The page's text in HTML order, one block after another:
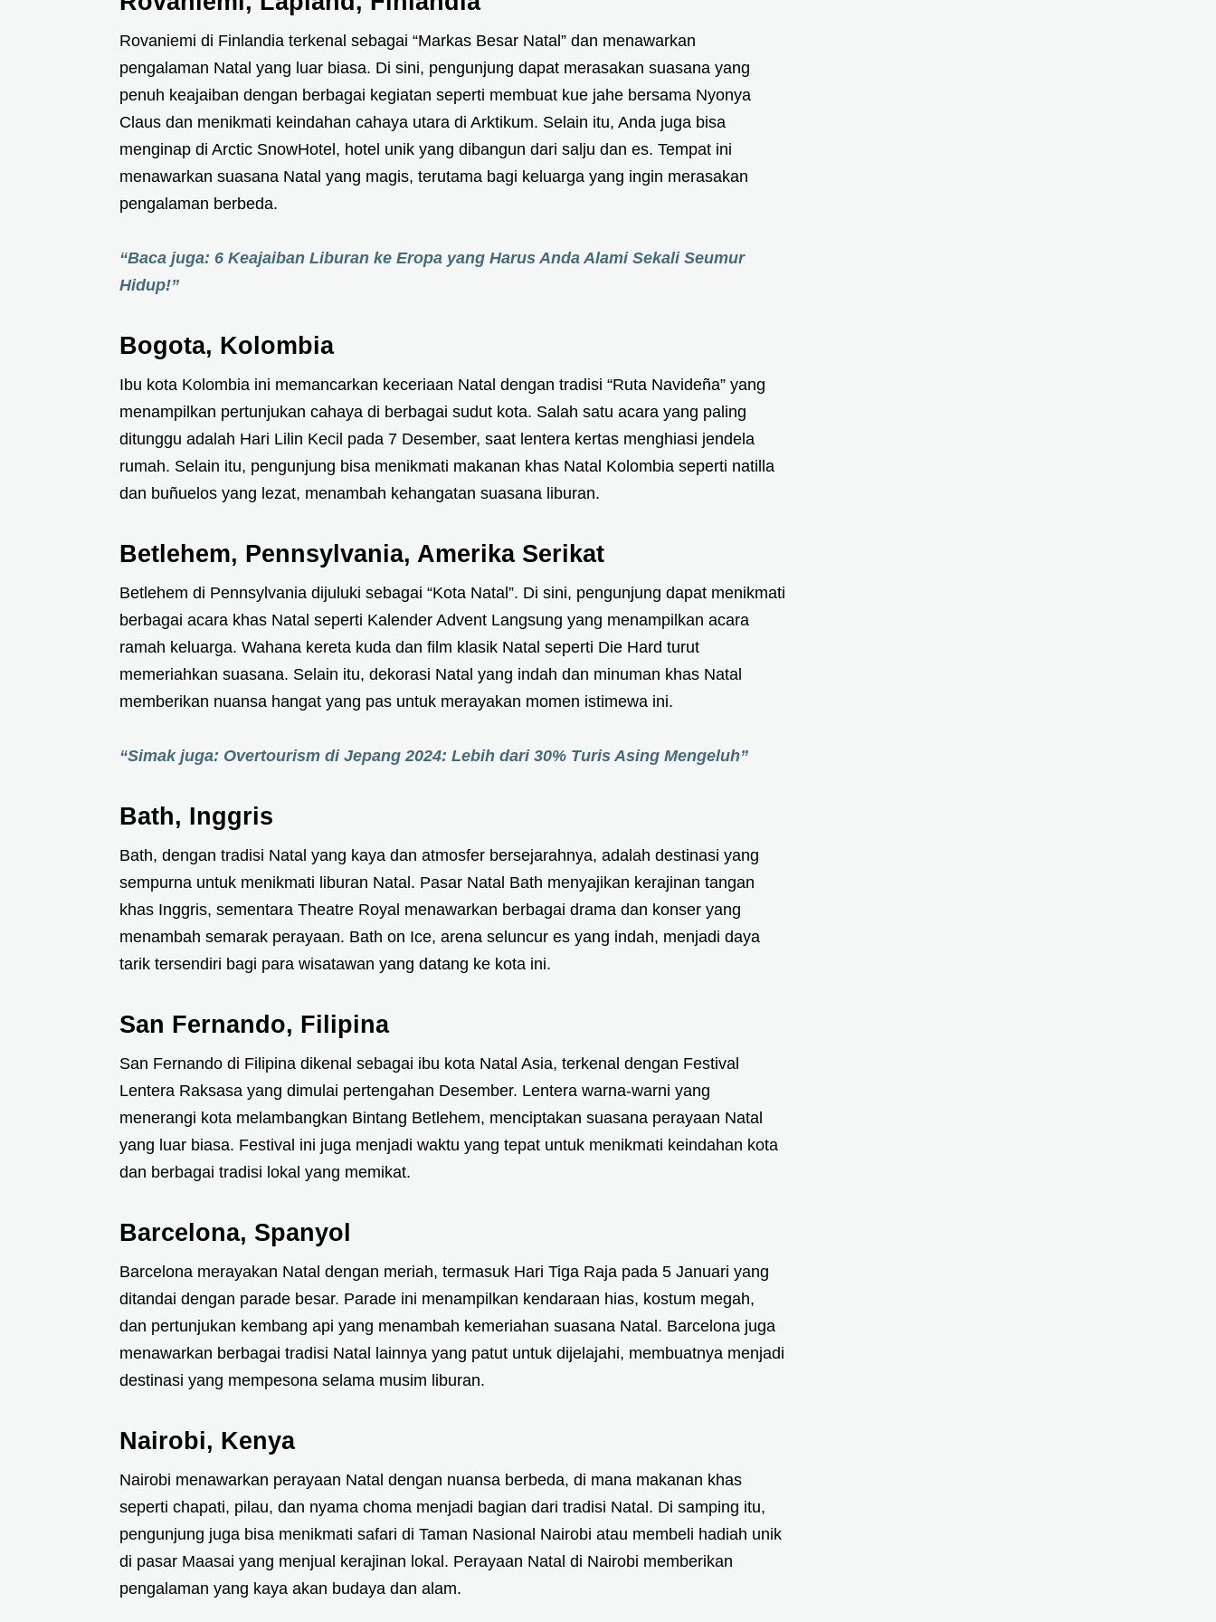
Rovaniemi di Finlandia terkenal sebagai “Markas Besar Natal” dan menawarkan
pengalaman Natal yang luar biasa. Di sini, pengunjung dapat merasakan suasana yang
penuh keajaiban dengan berbagai kegiatan seperti membuat kue jahe bersama Nyonya
Claus dan menikmati keindahan cahaya utara di Arktikum. Selain itu, Anda juga bisa
menginap di Arctic SnowHotel, hotel unik yang dibangun dari salju dan es. Tempat ini
menawarkan suasana Natal yang magis, terutama bagi keluarga yang ingin merasakan
pengalaman berbeda.
“Baca juga: 6 Keajaiban Liburan ke Eropa yang Harus Anda Alami Sekali Seumur
Hidup!”
Bogota, Kolombia
Ibu kota Kolombia ini memancarkan keceriaan Natal dengan tradisi “Ruta Navideña” yang
menampilkan pertunjukan cahaya di berbagai sudut kota. Salah satu acara yang paling
ditunggu adalah Hari Lilin Kecil pada 7 Desember, saat lentera kertas menghiasi jendela
rumah. Selain itu, pengunjung bisa menikmati makanan khas Natal Kolombia seperti natilla
dan buñuelos yang lezat, menambah kehangatan suasana liburan.
Betlehem, Pennsylvania, Amerika Serikat
Betlehem di Pennsylvania dijuluki sebagai “Kota Natal”. Di sini, pengunjung dapat menikmati
berbagai acara khas Natal seperti Kalender Advent Langsung yang menampilkan acara
ramah keluarga. Wahana kereta kuda dan film klasik Natal seperti Die Hard turut
memeriahkan suasana. Selain itu, dekorasi Natal yang indah dan minuman khas Natal
memberikan nuansa hangat yang pas untuk merayakan momen istimewa ini.
“Simak juga: Overtourism di Jepang 2024: Lebih dari 30% Turis Asing Mengeluh”
Bath, Inggris
Bath, dengan tradisi Natal yang kaya dan atmosfer bersejarahnya, adalah destinasi yang
sempurna untuk menikmati liburan Natal. Pasar Natal Bath menyajikan kerajinan tangan
khas Inggris, sementara Theatre Royal menawarkan berbagai drama dan konser yang
menambah semarak perayaan. Bath on Ice, arena seluncur es yang indah, menjadi daya
tarik tersendiri bagi para wisatawan yang datang ke kota ini.
San Fernando, Filipina
San Fernando di Filipina dikenal sebagai ibu kota Natal Asia, terkenal dengan Festival
Lentera Raksasa yang dimulai pertengahan Desember. Lentera warna-warni yang
menerangi kota melambangkan Bintang Betlehem, menciptakan suasana perayaan Natal
yang luar biasa. Festival ini juga menjadi waktu yang tepat untuk menikmati keindahan kota
dan berbagai tradisi lokal yang memikat.
Barcelona, Spanyol
Barcelona merayakan Natal dengan meriah, termasuk Hari Tiga Raja pada 5 Januari yang
ditandai dengan parade besar. Parade ini menampilkan kendaraan hias, kostum megah,
dan pertunjukan kembang api yang menambah kemeriahan suasana Natal. Barcelona juga
menawarkan berbagai tradisi Natal lainnya yang patut untuk dijelajahi, membuatnya menjadi
destinasi yang mempesona selama musim liburan.
Nairobi, Kenya
Nairobi menawarkan perayaan Natal dengan nuansa berbeda, di mana makanan khas
seperti chapati, pilau, dan nyama choma menjadi bagian dari tradisi Natal. Di samping itu,
pengunjung juga bisa menikmati safari di Taman Nasional Nairobi atau membeli hadiah unik
di pasar Maasai yang menjual kerajinan lokal. Perayaan Natal di Nairobi memberikan
pengalaman yang kaya akan budaya dan alam.